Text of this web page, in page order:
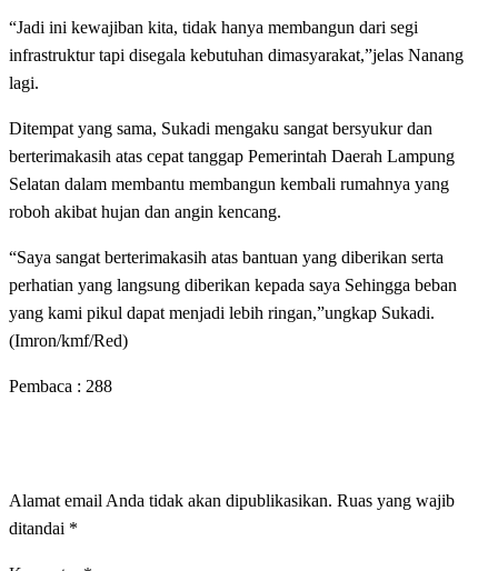
“Jadi ini kewajiban kita, tidak hanya membangun dari segi
infrastruktur tapi disegala kebutuhan dimasyarakat,”jelas Nanang
lagi.
Ditempat yang sama, Sukadi mengaku sangat bersyukur dan
berterimakasih atas cepat tanggap Pemerintah Daerah Lampung
Selatan dalam membantu membangun kembali rumahnya yang
roboh akibat hujan dan angin kencang.
“Saya sangat berterimakasih atas bantuan yang diberikan serta
perhatian yang langsung diberikan kepada saya Sehingga beban
yang kami pikul dapat menjadi lebih ringan,”ungkap Sukadi.
(Imron/kmf/Red)
Pembaca : 288
Alamat email Anda tidak akan dipublikasikan. Ruas yang wajib
ditandai *